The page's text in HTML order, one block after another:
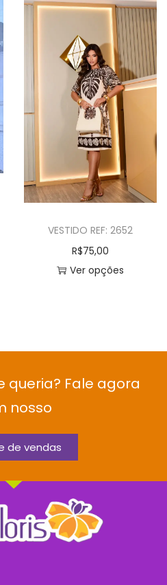
VESTIDO REF: 2652
R$75,00
Ver opções
queria? Fale agora
nosso
de vendas